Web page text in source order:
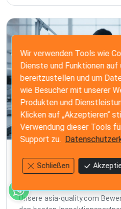
Asia-Quality.com
wählen
Unsere asia-quality.com
Wir verwenden Tools wie
Dienste und Funktionen
bereitzustellen und um
wie Besucher mit unserer
Produkten und
Klicken auf „Akzeptieren“
Verwendung dieser Tools
Support zu.
Schließen